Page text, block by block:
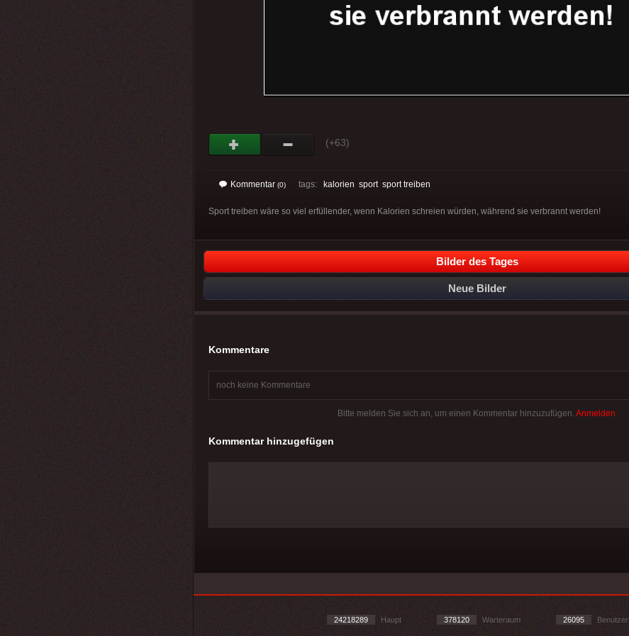
(+63)
Kommentar (0) tags: kalorien sport sport treiben
Sport treiben wäre so viel erfüllender, wenn Kalorien schreien würden, während sie verbrannt werden!
Bilder des Tages
Neue Bilder
Kommentare
noch keine Kommentare
Bitte melden Sie sich an, um einen Kommentar hinzuzufügen. Anmelden
Kommentar hinzugefügen
24218289 Haupt 378120 Warteraum 26095 Benutzer